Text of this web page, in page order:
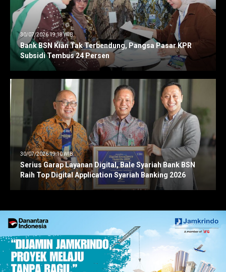
30/07/2026 19:18 WIB
Bank BSN Kian Tak Terbendung, Pangsa Pasar KPR
Subsidi Tembus 24 Persen
30/07/2026 19:10 WIB
Serius Garap Layanan Digital, Bale Syariah Bank BSN
Raih Top Digital Application Syariah Banking 2026